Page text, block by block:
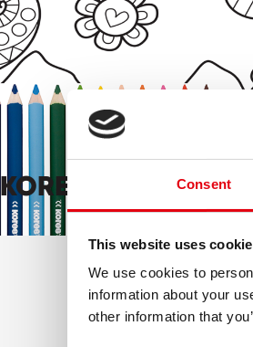
Consent
This website uses
We use cookies to
information about your
other information that
KORES kifestőkönyv